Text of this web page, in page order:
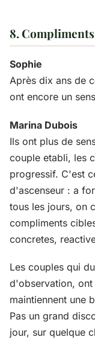
8.
Sophie
Après dix ans de
ont encore un
Marina Dubois
Ils ont plus de
couple etabli, les
progressif. C'est
d'ascenseur : a
tous les jours, on
compliments
concretes,
Les couples qui
d'observation, ont
maintiennent une
Pas un grand
jour, sur quelque